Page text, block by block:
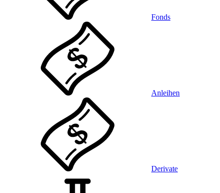
Fonds
Anleihen
Derivate